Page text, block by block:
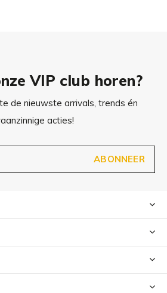
VIP club horen?
de nieuwste arrivals, trends én
acties!
ABONNEER